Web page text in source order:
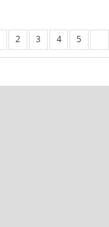
2 3 4 5